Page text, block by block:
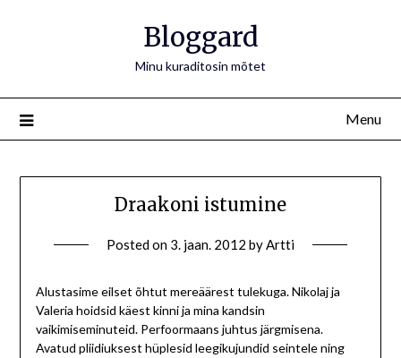
Bloggard
Minu kuraditosin mõtet
Menu
Draakoni istumine
Posted on 3. jaan. 2012 byArtti
Alustasime eilset õhtut mereäärest tulekuga. Nikolaj ja
Valeria hoidsid käest kinni ja mina kandsin
vaikimiseminuteid. Perfoormaans juhtus järgmisena.
Avatud pliidiuksest hüplesid leegikujundid seintele ning